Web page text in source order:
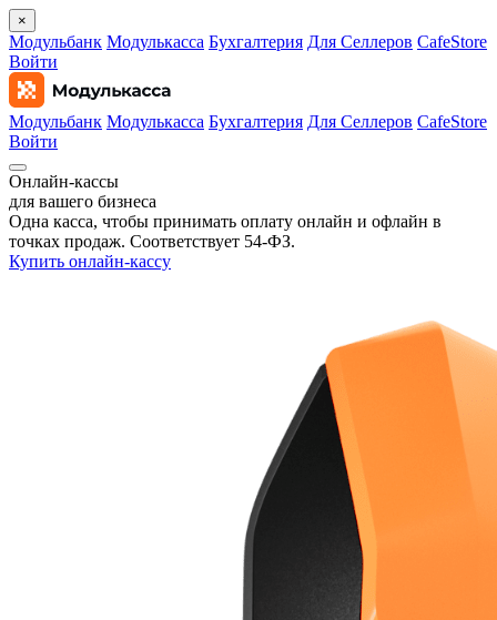
×
Модульбанк Модулькасса Бухгалтерия Для Селлеров CafeStore
Войти
Модульбанк Модулькасса Бухгалтерия Для Селлеров CafeStore
Войти
Онлайн‑кассы
для вашего бизнеса
Одна касса, чтобы принимать оплату онлайн и офлайн в
точках продаж. Соответствует 54‑ФЗ.
Купить онлайн-кассу